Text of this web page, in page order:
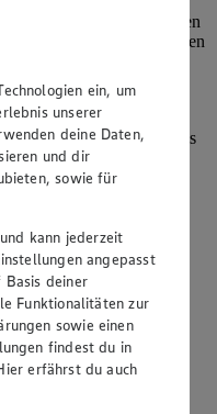
im vorgeheizten
der Schnittseite nach unten
der Burgersoße
und
Deckel der Burger Buns
Holzspieß fixieren.
Erwachsenen laut
ein, um
unserer
deine Daten,
und dir
sowie für
kann jederzeit
angepasst
deiner
Funktionalitäten zur
sowie einen
findest du in
erfährst du auch